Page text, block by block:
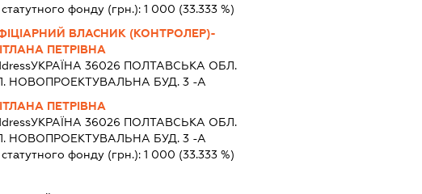
фонду (грн.):1 000 (33.333 %)
ВЛАСНИК (КОНТРОЛЕР)-
ПЕТРІВНА
УКРАЇНА 36026 ПОЛТАВСЬКА ОБЛ.
НОВОПРОЕКТУВАЛЬНА БУД. 3 -А
ПЕТРІВНА
УКРАЇНА 36026 ПОЛТАВСЬКА ОБЛ.
НОВОПРОЕКТУВАЛЬНА БУД. 3 -А
фонду (грн.):1 000 (33.333 %)